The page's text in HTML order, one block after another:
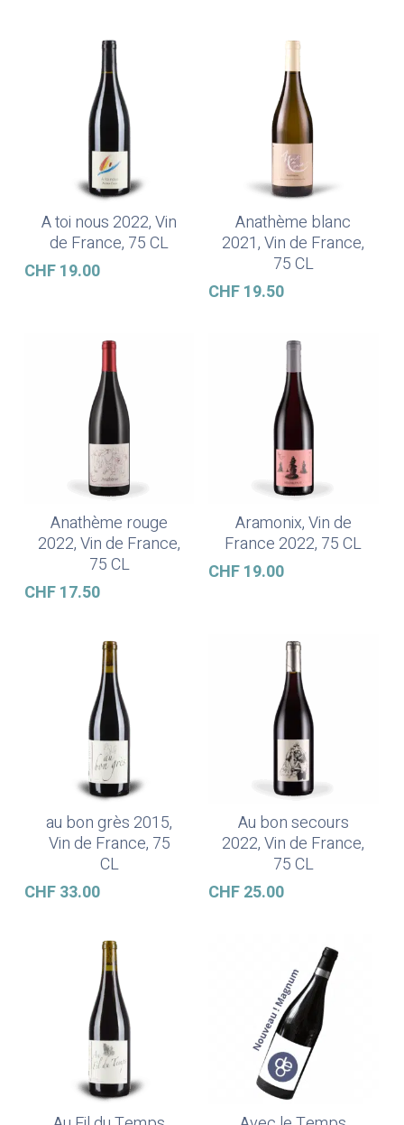
Ajouter Au Panier
A toi nous 2022, Vin
de France, 75 CL
CHF19.00
Ajouter Au Panier
Anathème blanc
2021, Vin de France,
75 CL
CHF19.50
Ajouter Au Panier
Anathème rouge
2022, Vin de France,
75 CL
CHF17.50
Ajouter Au Panier
Aramonix, Vin de
France 2022, 75 CL
CHF19.00
Ajouter Au Panier
au bon grès 2015,
Vin de France, 75
CL
CHF33.00
Ajouter Au Panier
Au bon secours
2022, Vin de France,
75 CL
CHF25.00